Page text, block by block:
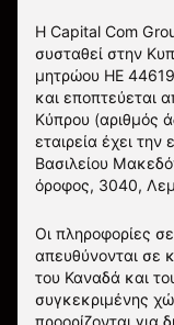
Η Capital Com
συσταθεί στην
μητρώου ΗΕ
και εποπτεύεται
Κύπρου (αριθμός
εταιρεία έχει
Βασιλείου
όροφος, 3040,
Οι πληροφορίες
απευθύνονται σε
του Καναδά και
συγκεκριμένης
προορίζονται για